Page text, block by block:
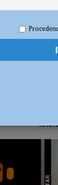
subito la